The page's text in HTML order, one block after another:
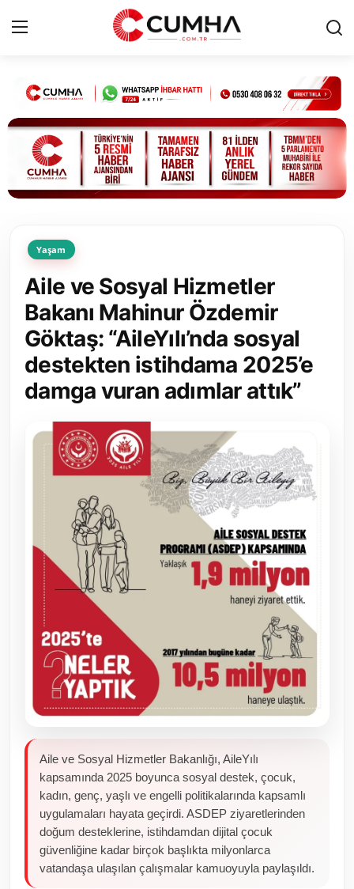
Kurumsal
Cumhurbaşkanlığı
Bakanlıklar
Siyasi Partiler
Yerel Yönetimler
Mülki İdare
Toplum ve Yaşam
Kamu Kurumları ve Üst Kurullar
Yaşam
Aile ve Sosyal Hizmetler
Bakanı Mahinur Özdemir
Göktaş: “AileYılı’nda sosyal
destekten istihdama 2025’e
damga vuran adımlar attık”
Aile ve Sosyal Hizmetler Bakanlığı, AileYılı
kapsamında 2025 boyunca sosyal destek, çocuk,
kadın, genç, yaşlı ve engelli politikalarında kapsamlı
uygulamaları hayata geçirdi. ASDEP ziyaretlerinden
doğum desteklerine, istihdamdan dijital çocuk
güvenliğine kadar birçok başlıkta milyonlarca
vatandaşa ulaşılan çalışmalar kamuoyuyla paylaşıldı.